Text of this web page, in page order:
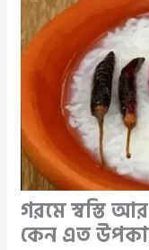
গরমে স্বস্তি
কেন এত